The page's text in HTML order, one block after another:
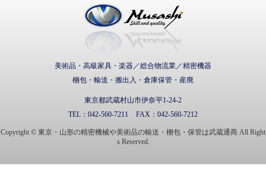
美術品・高級家具・楽器／総合物流業／精密機器
梱包・輸送・搬出入・倉庫保管・産廃
東京都武蔵村山市伊奈平1-24-2
TEL： 042-560-7211 FAX： 042-560-7212
Copyright © 東京・山形の精密機械や美術品の輸送・梱包・保管は武蔵通商 All Right
s Reserved.